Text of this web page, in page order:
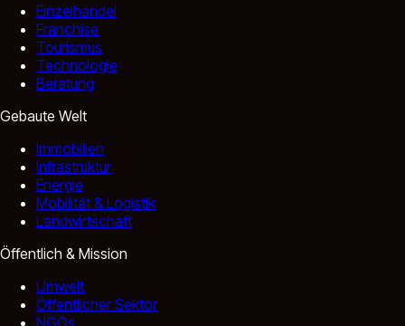
Einzelhandel
Franchise
Tourismus
Technologie
Beratung
Gebaute Welt
Immobilien
Infrastruktur
Energie
Mobilität & Logistik
Landwirtschaft
Öffentlich & Mission
Umwelt
Öffentlicher Sektor
NGOs